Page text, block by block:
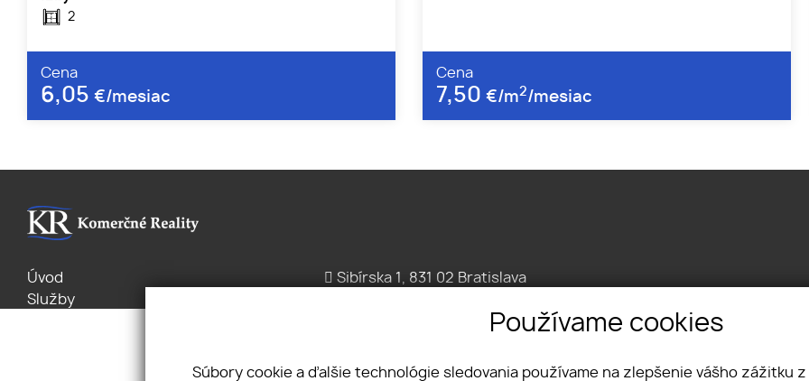
2
Cena
6,05 €/mesiac
Cena
7,50 €/m2/mesiac
Úvod
Služby
Sibírska 1, 831 02 Bratislava
Používame cookies
Súbory cookie a ďalšie technológie sledovania používame na zlepšenie vášho zážitku